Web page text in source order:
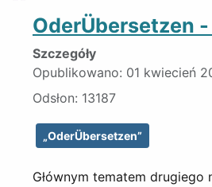
OderÜbersetzen -
Szczegóły
Opublikowano: 01 kwiecień
Odsłon: 13187
„OderÜbersetzen”
Głównym tematem drugiego